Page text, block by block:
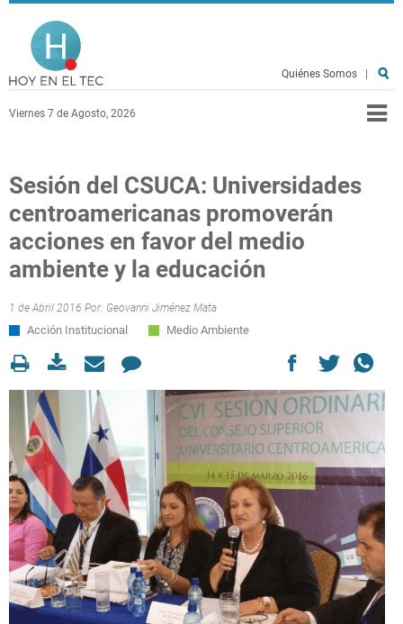
Pasar al contenido principal
Viernes 7 de Agosto, 2026
Quiénes Somos
Sesión del CSUCA: Universidades
centroamericanas promoverán
acciones en favor del medio
ambiente y la educación
1 de Abril 2016 Por: Geovanni Jiménez Mata
Acción Institucional Medio Ambiente